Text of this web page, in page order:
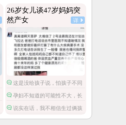
缝，出出入入的都会流通空气
的。
26岁女儿谈47岁妈妈突
然产女
详
这是没给孩子说，怕孩子不同
意吧…
孕妇不知道的可能性不大，长
时间不来月经不检查吗？
说实在话，我不相信生过俩孩
子的人不会感受胎动。